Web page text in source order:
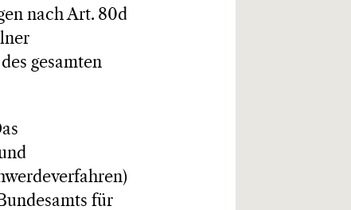
nach Art. 80d
gesamten
für